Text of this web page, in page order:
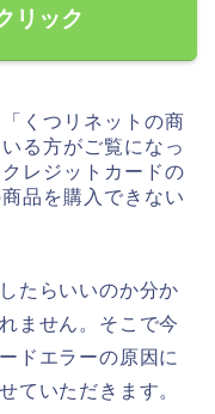
リック
くつリネットの商
る方がご覧になっ
レジットカードの
品を購入できない
たらいいのか分か
ません。そこで今
ドエラーの原因に
ていただきます。